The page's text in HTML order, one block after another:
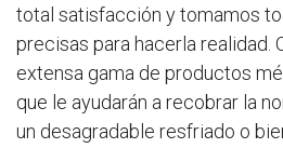
total satisfacción y tomamos
precisas para hacerla realidad.
extensa gama de productos
que le ayudarán a recobrar la
un desagradable resfriado o